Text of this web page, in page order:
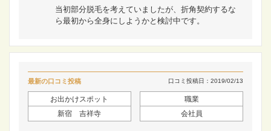
当初部分脱毛を考えていましたが、折角契約するな
ら最初から全身にしようかと検討中です。
最新の口コミ投稿 口コミ投稿日：2019/02/13
お出かけスポット
新宿 吉祥寺
職業
会社員